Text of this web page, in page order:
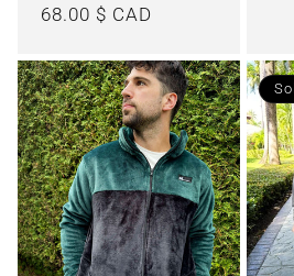
habituel
promotionnel
68.00 $ CAD